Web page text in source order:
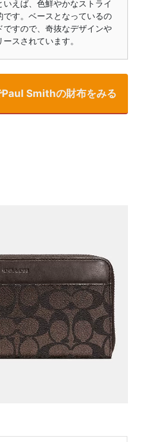
えば、色鮮やかなストライ
です。ベースとなっているの
すので、奇抜なデザインや
スされています。
Paul Smithの財布をみる